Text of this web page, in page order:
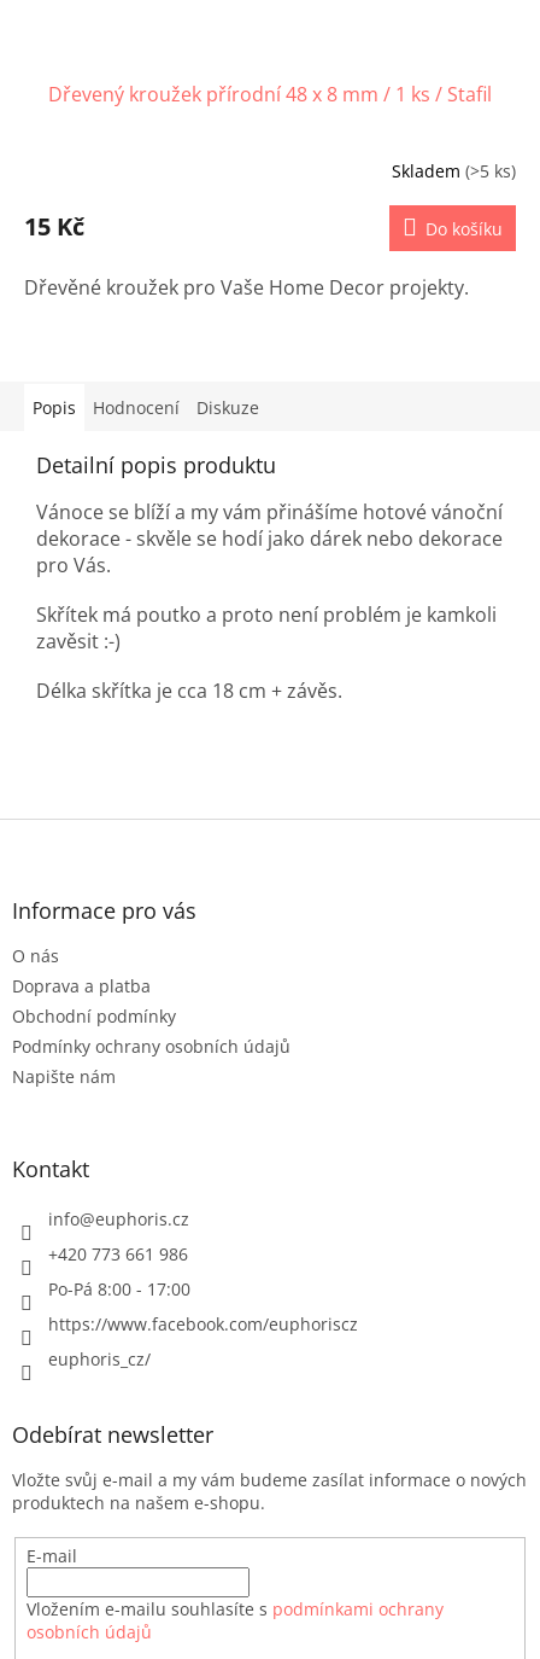
Dřevený kroužek přírodní 48 x 8 mm / 1 ks / Stafil
Skladem (>5 ks)
15 Kč Do košíku
Dřevěné kroužek pro Vaše Home Decor projekty.
Popis Hodnocení Diskuze
Detailní popis produktu
Vánoce se blíží a my vám přinášíme hotové vánoční
dekorace - skvěle se hodí jako dárek nebo dekorace
pro Vás.
Skřítek má poutko a proto není problém je kamkoli
zavěsit :-)
Délka skřítka je cca 18 cm + závěs.
Z
Informace pro vás
O nás
Doprava a platba
Obchodní podmínky
Podmínky ochrany osobních údajů
Napište nám
Kontakt
info@euphoris.cz
+420 773 661 986
Po-Pá 8:00 - 17:00
https://www.facebook.com/euphoriscz
euphoris_cz/
Odebírat newsletter
Vložte svůj e-mail a my vám budeme zasílat informace o nových
produktech na našem e-shopu.
E-mail
Vložením e-mailu souhlasíte s podmínkami ochrany
osobních údajů